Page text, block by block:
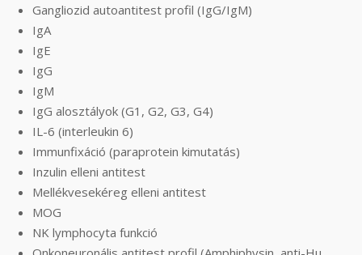
Gangliozid autoantitest profil (IgG/IgM)
IgA
IgE
IgG
IgM
IgG alosztályok (G1, G2, G3, G4)
IL-6 (interleukin 6)
Immunfixáció (paraprotein kimutatás)
Inzulin elleni antitest
Mellékvesekéreg elleni antitest
MOG
NK lymphocyta funkció